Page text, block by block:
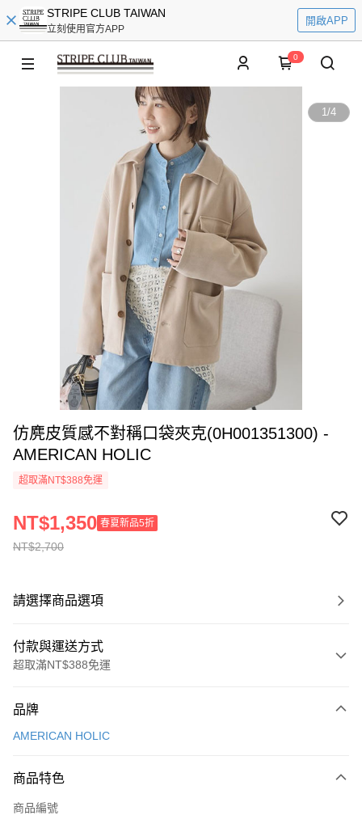
STRIPE CLUB TAIWAN
立刻使用官方APP
開啟APP
0
1/4
仿麂皮質感不對稱口袋夾克(0H001351300) -
AMERICAN HOLIC
超取滿NT$388免運
NT$2,700
NT$1,350 春夏新品5折
請選擇商品選項
付款與運送方式
超取滿NT$388免運
信用卡一次付款
3 期 0 利率 每期
合作金庫商業銀行
超商取貨付款
品牌
AMERICAN HOLIC
商品特色
商品編號